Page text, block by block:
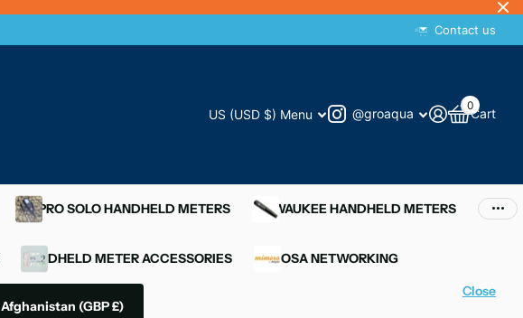
Contact us
US (USD $) Menu @groaqua Cart
0
YSI PRO SOLO HANDHELD METERS MILWAUKEE HANDHELD METERS
HANDHELD METER ACCESSORIES MIMOSA NETWORKING
Afghanistan (GBP £)
Close